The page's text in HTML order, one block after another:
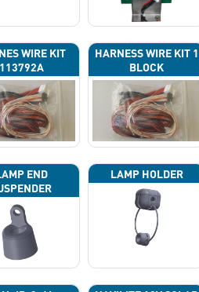
WIRE KIT
113792A
HARNESS WIRE KIT 1
BLOCK
END
LAMP HOLDER